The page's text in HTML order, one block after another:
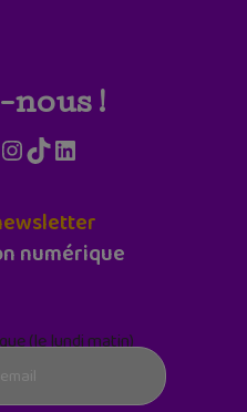
nous !
Instagram
TikTokLinkedIn
numérique
(le lundi matin)